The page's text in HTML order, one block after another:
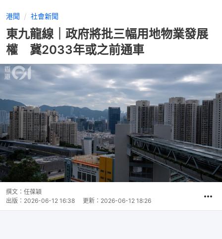
港聞 社會新聞
東九龍線｜政府將批三幅用地物業發展
權 冀2033年或之前通車
撰文： 任葆穎
出版： 2026-06-12 16:38 更新： 2026-06-12 18:26